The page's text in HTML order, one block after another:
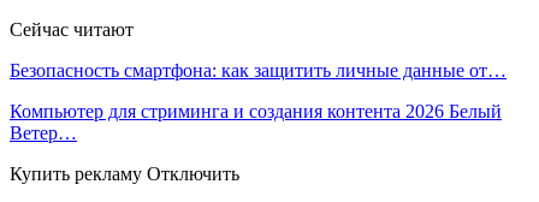
Сейчас читают
Безопасность смартфона: как защитить личные данные от…
Компьютер для стриминга и создания контента 2026 Белый
Ветер…
Купить рекламу Отключить